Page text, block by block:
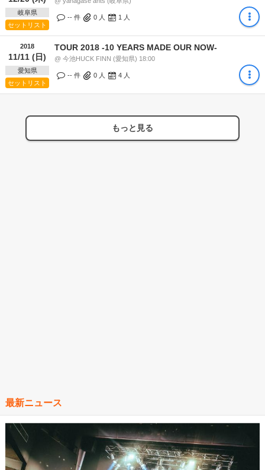
岐阜県
セットリスト
-- 件 0 人 1 人
2018
11/11 (日)
愛知県
セットリスト
TOUR 2018 -10 YEARS MADE OUR NOW-
@ 今池HUCK FINN (愛知県) 18:00
-- 件 0 人 4 人
もっと見る
最新ニュース